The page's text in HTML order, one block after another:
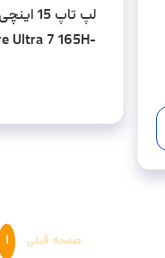
لپ تاپ
Ultra 7 165H-
Touch
صفحه قبلی ۱